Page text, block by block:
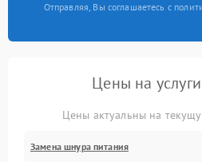
Отправляя, Вы соглашаетесь с
Цены на
Цены актуальны на
Замена шнура питания